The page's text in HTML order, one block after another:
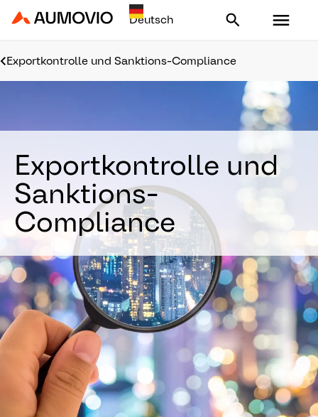
Aumovio - Homepage
Exportkontrolle und Sanktions-Compliance
Exportkontrolle und
Sanktions-
Compliance